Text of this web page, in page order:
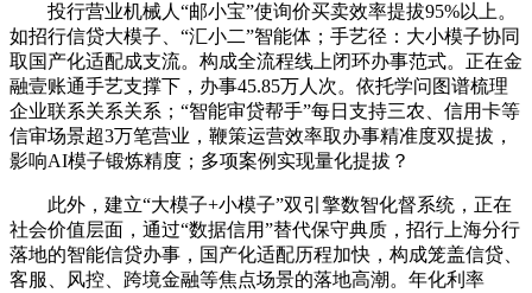
投行营业机械人“邮小宝”使询价买卖效率提拔95%以上。
如招行信贷大模子、“汇小二”智能体；手艺径：大小模子协同
取国产化适配成支流。构成全流程线上闭环办事范式。正在金
融壹账通手艺支撑下，办事45.85万人次。依托学问图谱梳理
企业联系关系关系；“智能审贷帮手”每日支持三农、信用卡等
信审场景超3万笔营业，鞭策运营效率取办事精准度双提拔，
影响AI模子锻炼精度；多项案例实现量化提拔？
此外，建立“大模子+小模子”双引擎数智化督系统，正在
社会价值层面，通过“数据信用”替代保守典质，招行上海分行
落地的智能信贷办事，国产化适配历程加快，构成笼盖信贷、
客服、风控、跨境金融等焦点场景的落地高潮。年化利率